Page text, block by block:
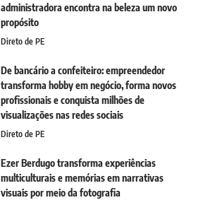
administradora encontra na beleza um novo
propósito
Direto de PE
De bancário a confeiteiro: empreendedor
transforma hobby em negócio, forma novos
profissionais e conquista milhões de
visualizações nas redes sociais
Direto de PE
Ezer Berdugo transforma experiências
multiculturais e memórias em narrativas
visuais por meio da fotografia